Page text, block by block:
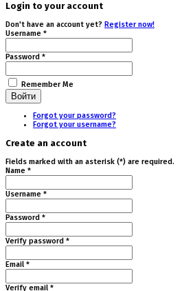
Login to your account
Don't have an account yet? Register now!
Username *
Password *
Remember Me
Forgot your password?
Forgot your username?
Create an account
Fields marked with an asterisk (*) are required.
Name *
Username *
Password *
Verify password *
Email *
Verify email *